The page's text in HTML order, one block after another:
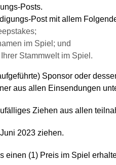
Posts.
Post mit allem
im Spiel; und
Stammwelt im Spiel.
Sponsor oder
aus allen Einsendungen
Ziehen aus allen
2023 ziehen.
einen (1) Preis im Spiel